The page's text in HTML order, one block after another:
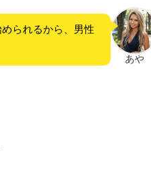
あや
られるから、男性